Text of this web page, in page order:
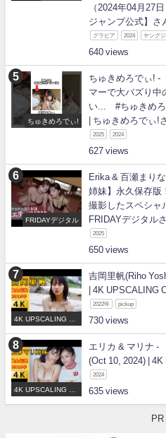
（2024年04月27
ジャンプ公式】さ
グラビア 2024 ヤング
640
ちゅきめろでぃ!
ちゅきめろでぃ! -
マーで大バズり中
い... #ちゅきめろ
| ちゅきめろでぃ!
2025 2024
627
FRIDAYデジタル
Erika & 百瀬まり
姉妹】永久保存版
撮影したスペシャ
FRIDAYデジタル
2025
650
4K UPSCALING CL
吉岡里帆(Riho
| 4K UPSCALING
2022年 pickup
730
4K UPSCALING CL
エリカ & マリナ -
(Oct 10, 2024) |
2024
635
PR